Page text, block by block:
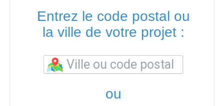
Entrez le code postal ou
la ville de votre projet :
ou